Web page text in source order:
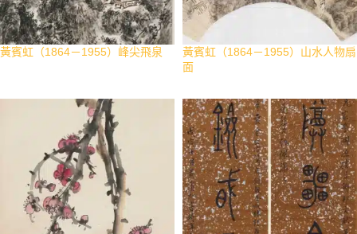
黃賓虹（1864－1955）峰尖飛泉
黃賓虹（1864－1955）山水人物扇
面